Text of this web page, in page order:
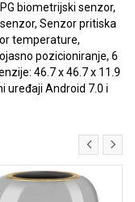
biometrijski senzor,
Senzor pritiska
temperature,
pozicioniranje, 6
46.7 x 46.7 x 11.9
uređaji Android 7.0 i